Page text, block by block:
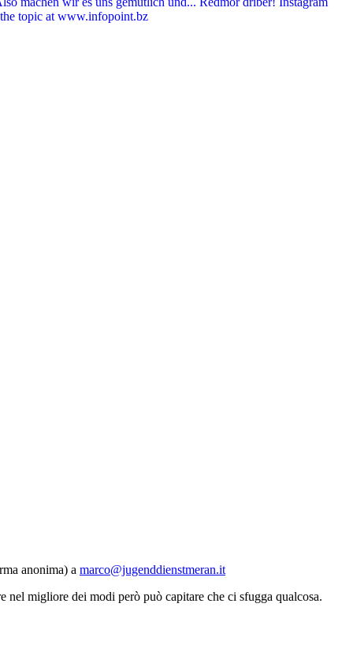
anonima) a marco@jugenddienstmeran.it
migliore dei modi però può capitare che ci sfugga qualcosa.